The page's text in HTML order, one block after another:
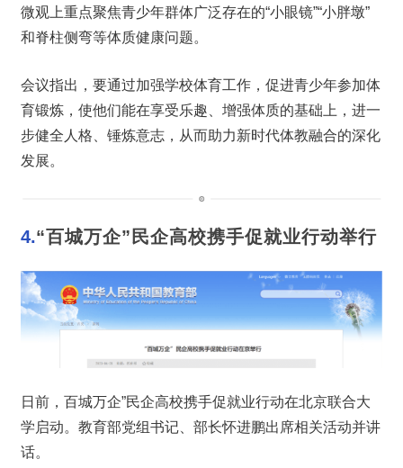
微观上重点聚焦青少年群体广泛存在的“小眼镜”“小胖墩”
和脊柱侧弯等体质健康问题。
会议指出，要通过加强学校体育工作，促进青少年参加体
育锻炼，使他们能在享受乐趣、增强体质的基础上，进一
步健全人格、锤炼意志，从而助力新时代体教融合的深化
发展。
4.“百城万企”民企高校携手促就业行动举行
日前，百城万企”民企高校携手促就业行动在北京联合大
学启动。教育部党组书记、部长怀进鹏出席相关活动并讲
话。